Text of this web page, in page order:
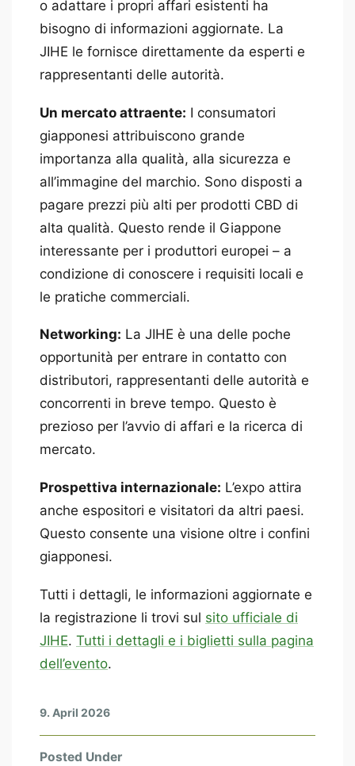
o adattare i propri affari esistenti ha
bisogno di informazioni aggiornate. La
JIHE le fornisce direttamente da esperti e
rappresentanti delle autorità.
Un mercato attraente: I consumatori
giapponesi attribuiscono grande
importanza alla qualità, alla sicurezza e
all’immagine del marchio. Sono disposti a
pagare prezzi più alti per prodotti CBD di
alta qualità. Questo rende il Giappone
interessante per i produttori europei – a
condizione di conoscere i requisiti locali e
le pratiche commerciali.
Networking: La JIHE è una delle poche
opportunità per entrare in contatto con
distributori, rappresentanti delle autorità e
concorrenti in breve tempo. Questo è
prezioso per l’avvio di affari e la ricerca di
mercato.
Prospettiva internazionale: L’expo attira
anche espositori e visitatori da altri paesi.
Questo consente una visione oltre i confini
giapponesi.
Tutti i dettagli, le informazioni aggiornate e
la registrazione li trovi sul sito ufficiale di
JIHE. Tutti i dettagli e i biglietti sulla pagina
dell’evento.
9. April 2026
Posted Under